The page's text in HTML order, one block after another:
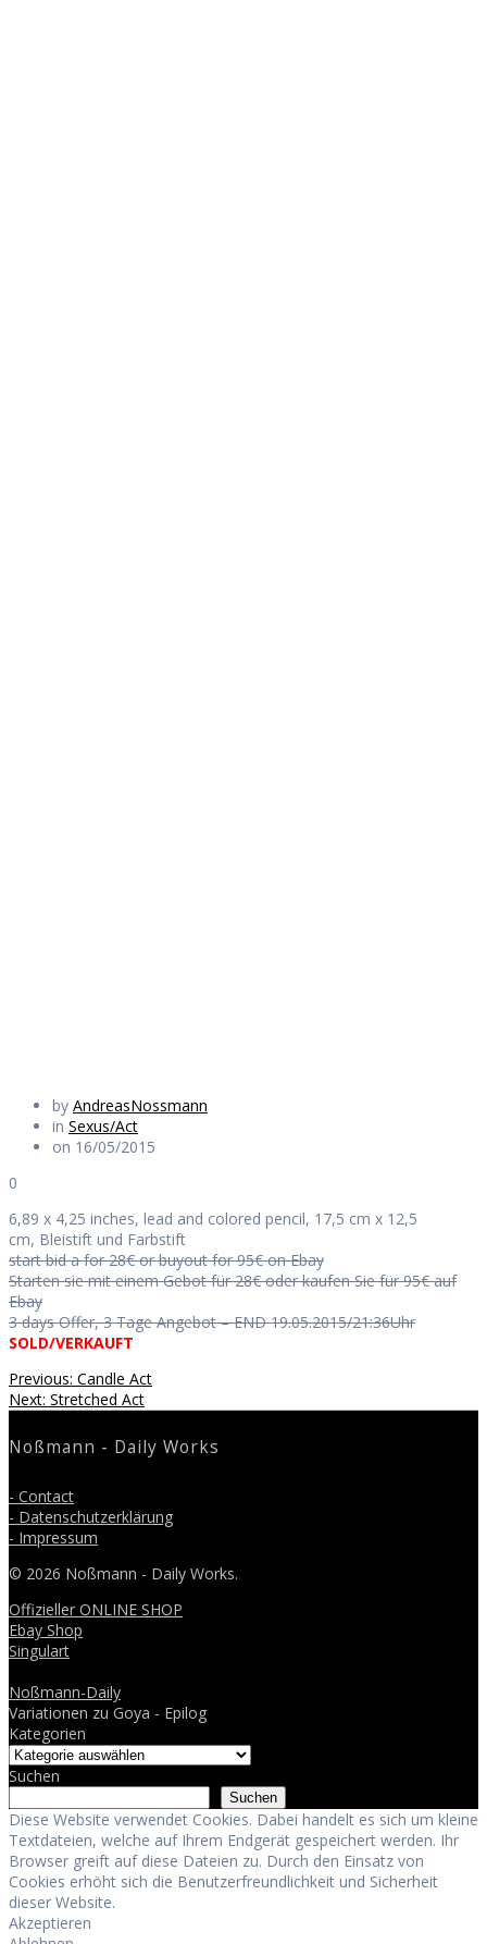
by AndreasNossmann
in Sexus/Act
on 16/05/2015
0
6,89 x 4,25 inches, lead and colored pencil, 17,5 cm x 12,5
cm, Bleistift und Farbstift
start bid a for 28€ or buyout for 95€ on Ebay
Starten sie mit einem Gebot für 28€ oder kaufen Sie für 95€ auf
Ebay
3 days Offer, 3 Tage Angebot – END 19.05.2015/21:36Uhr
SOLD/VERKAUFT
Beitragsnavigation
Previous: Previous
post:
Candle Act
Next: Next
Stretched Act
Noßmann - Daily Works
- Contact
- Datenschutzerklärung
- Impressum
© 2026 Noßmann - Daily Works.
Offizieller ONLINE SHOP
Ebay Shop
Singulart
Noßmann-Daily
Variationen zu Goya - Epilog
Kategorien
Suchen
Suchen
Diese Website verwendet Cookies. Dabei handelt es sich um kleine
Textdateien, welche auf Ihrem Endgerät gespeichert werden. Ihr
Browser greift auf diese Dateien zu. Durch den Einsatz von
Cookies erhöht sich die Benutzerfreundlichkeit und Sicherheit
dieser Website.
Akzeptieren